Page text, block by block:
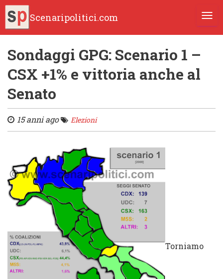
Scenaripolitici.com
Sondaggi GPG: Scenario 1 –
CSX +1% e vittoria anche al
Senato
15 anni ago Elezioni
Torniamo